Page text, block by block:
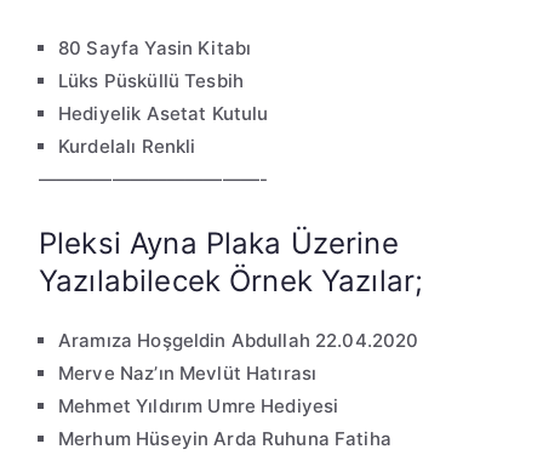
80 Sayfa Yasin Kitabı
Lüks Püsküllü Tesbih
Hediyelik Asetat Kutulu
Kurdelalı Renkli
————————————-
Pleksi Ayna Plaka Üzerine
Yazılabilecek Örnek Yazılar;
Aramıza Hoşgeldin Abdullah 22.04.2020
Merve Naz’ın Mevlüt Hatırası
Mehmet Yıldırım Umre Hediyesi
Merhum Hüseyin Arda Ruhuna Fatiha